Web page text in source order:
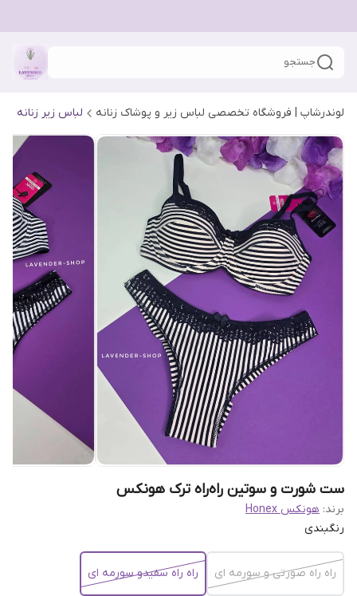
جستجو
لوندرشاپ | فروشگاه تخصصی لباس زیر و پوشاک زنانه لباس زیر زنانه
ست شورت و سوتین راه‌راه ترک هونکس
برند: هونکس Honex
رنگبندی
راه راه صورتی و سورمه ای راه راه سفیدو سورمه ای